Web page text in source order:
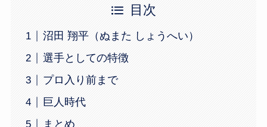
目次
沼田 翔平（ぬまた しょうへい）
選手としての特徴
プロ入り前まで
巨人時代
まとめ